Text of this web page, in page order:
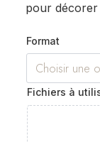
pour
Format
Fichiers à